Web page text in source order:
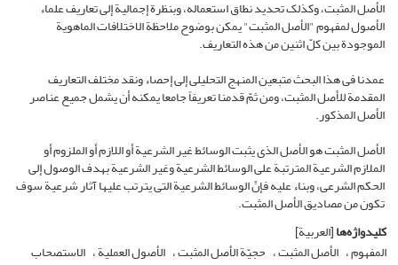
الأصل المثبت، وکذلک تحدید نطاق استعماله، وبنظرة إجمالیة إلى تعاریف علماء
الأصول لمفهوم "الأصل المثبت" یمکن بوضوح ملاحظة الاختلافات الماهویة
الموجودة بین کلّ اثنین من هذه التعاریف.
عمدنا فی هذا البحث متبعین المنهج التحلیلی إلى إحصاء ونقد مختلف التعاریف
المقدمة للأصل المثبت، ومن ثمّ قدمنا تعریفاً جامعا یمکنه أن یشمل جمیع عناصر
الأصل المذکور.
الأصل المثبت هو الأصل الذی یثبت الوسائط غیر الشرعیة أو اللازم أو الملزوم أو
الملازم الشرعیة المترتبة على الوسائط الشرعیة وغیر الشرعیة بهدف الوصول إلى
الحکم الشرعی، وبناء علیه فإنّ الوسائط الشرعیة التی یترتب علیها آثار شرعیة سوف
تکون من مصادیق الأصل المثبت.
کلیدواژه‌ها[العربیة]
المفهوم الأصل المثبت حجیّة الأصل المثبت الأصول العملیة الاستصحاب